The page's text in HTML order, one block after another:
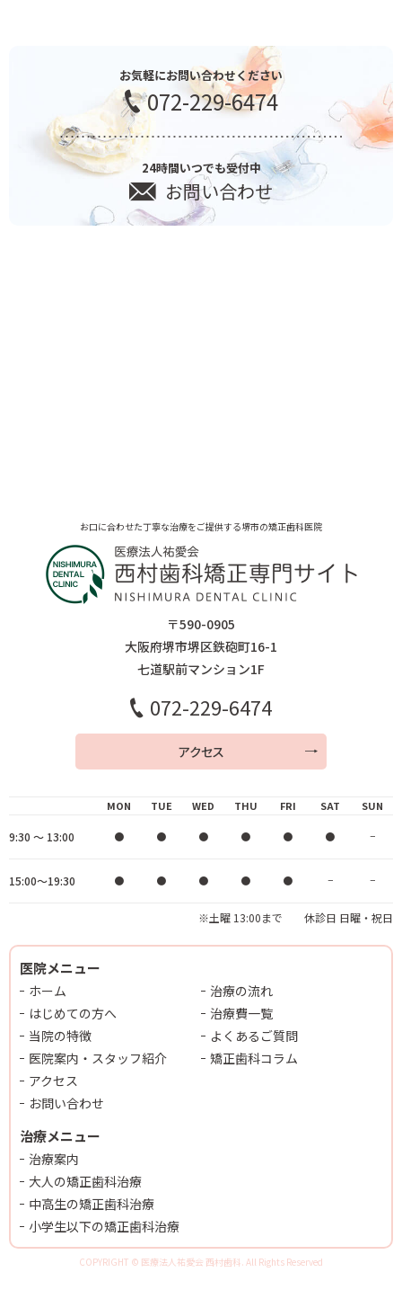
お気軽にお問い合わせください
072-229-6474
24時間いつでも受付中
お問い合わせ
お口に合わせた丁寧な治療をご提供する堺市の矯正歯科医院
〒590-0905
大阪府堺市堺区鉄砲町16-1
七道駅前マンション1F
072-229-6474
アクセス
MON TUE WED THU FRI SAT SUN
※土曜 13:00まで 休診日 日曜・祝日
9:30 ～ 13:00 ● ● ● ● ● ● −
15:00～19:30 ● ● ● ● ● − −
医院メニュー
ホーム
はじめての方へ
当院の特徴
医院案内・スタッフ紹介
治療の流れ
治療費一覧
よくあるご質問
矯正歯科コラム
アクセス
お問い合わせ
治療メニュー
治療案内
大人の矯正歯科治療
中高生の矯正歯科治療
小学生以下の矯正歯科治療
COPYRIGHT © 医療法人祐愛会 西村歯科. All Rights Reserved